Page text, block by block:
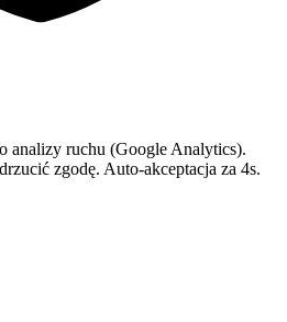
analizy ruchu (Google Analytics).
zgodę. Auto-akceptacja za 3s.